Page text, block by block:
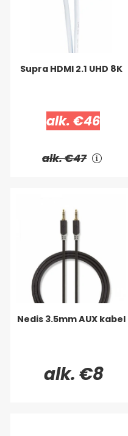
Supra HDMI 2.1 UHD 8K
alk. €46
alk. €47
Nedis 3.5mm AUX kabel
alk. €8